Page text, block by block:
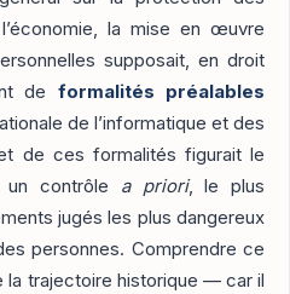
la mise en œuvre
supposait, en droit
de formalités préalables
de l’informatique et des
de ces formalités figurait le
contrôle a priori, le plus
jugés les plus dangereux
personnes. Comprendre ce
la trajectoire historique — car il